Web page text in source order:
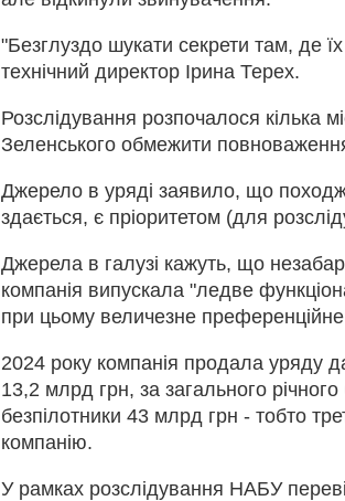
"Безглуздо шукати секрети там, де
технічний директор Ірина Терех.
Розслідування розпочалося кілька
Зеленського обмежити
Джерело в уряді заявило, що
здається, є пріоритетом (для
Джерела в галузі кажуть, що
компанія випускала "ледве
при цьому величезне
2024 року компанія продала уряду
13,2 млрд грн, за загального
безпілотники 43 млрд грн - тобто
компанію.
У рамках розслідування НАБУ